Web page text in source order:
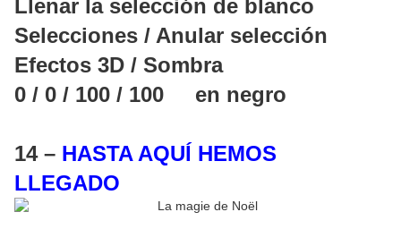
Llenar la selección de blanco
Selecciones / Anular selección
Efectos 3D / Sombra
0 / 0 / 100 / 100 en negro
14 – HASTA AQUÍ HEMOS
LLEGADO